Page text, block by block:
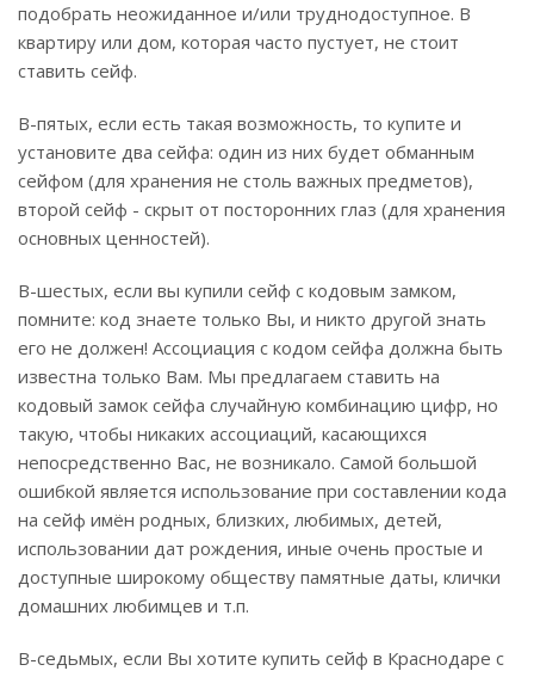
подобрать неожиданное и/или труднодоступное. В
квартиру или дом, которая часто пустует, не стоит
ставить сейф.
В-пятых, если есть такая возможность, то купите и
установите два сейфа: один из них будет обманным
сейфом (для хранения не столь важных предметов),
второй сейф - скрыт от посторонних глаз (для хранения
основных ценностей).
В-шестых, если вы купили сейф с кодовым замком,
помните: код знаете только Вы, и никто другой знать
его не должен! Ассоциация с кодом сейфа должна быть
известна только Вам. Мы предлагаем ставить на
кодовый замок сейфа случайную комбинацию цифр, но
такую, чтобы никаких ассоциаций, касающихся
непосредственно Вас, не возникало. Самой большой
ошибкой является использование при составлении кода
на сейф имён родных, близких, любимых, детей,
использовании дат рождения, иные очень простые и
доступные широкому обществу памятные даты, клички
домашних любимцев и т.п.
В-седьмых, если Вы хотите купить сейф в Краснодаре с